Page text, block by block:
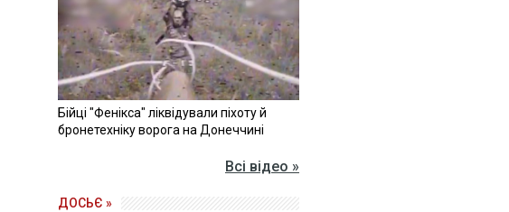
Бійці "Фенікса" ліквідували піхоту й
бронетехніку ворога на Донеччині
Всі відео »
ДОСЬЄ »